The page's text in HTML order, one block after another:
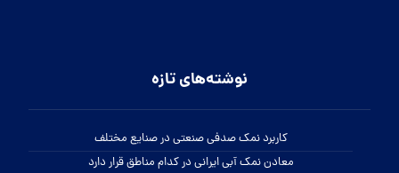
نوشته‌های تازه
کاربرد نمک صدفی صنعتی در صنایع مختلف
معادن نمک آبی ایرانی در کدام مناطق قرار دارد